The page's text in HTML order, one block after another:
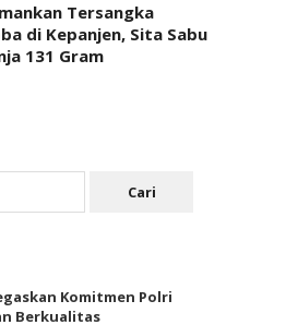
Tersangka
di Kepanjen, Sita Sabu
131 Gram
Komitmen Polri
Berkualitas